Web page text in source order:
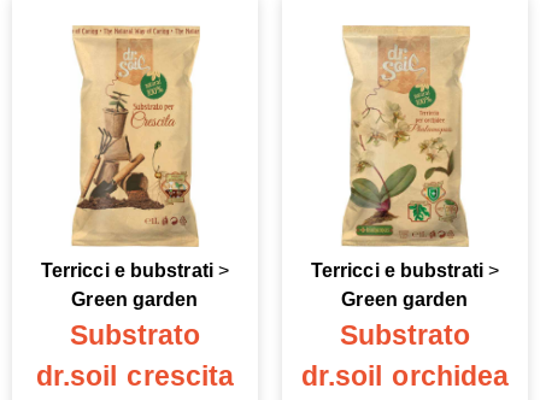
Terricci e bubstrati>
Green garden
Substrato
dr.soil crescita
Terricci e bubstrati>
Green garden
Substrato
dr.soil orchidea